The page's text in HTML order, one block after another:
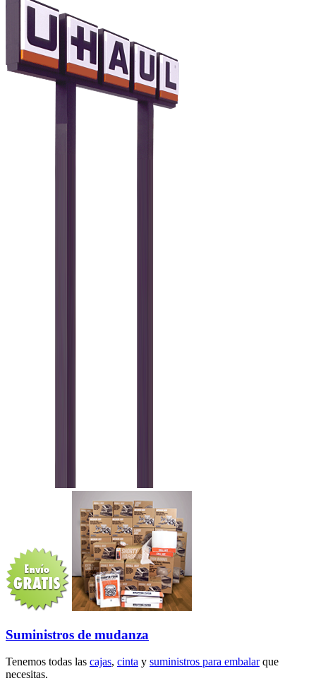
Suministros de mudanza
Tenemos todas las cajas, cinta y suministros para embalarque
necesitas.